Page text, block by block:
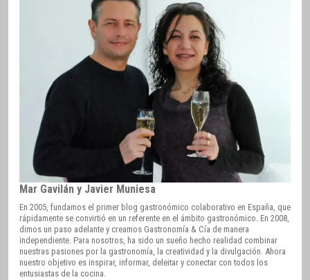
Mar Gavilán y Javier Muniesa
En 2005, fundamos el primer blog gastronómico colaborativo en España, que
rápidamente se convirtió en un referente en el ámbito gastronómico. En 2008,
dimos un paso adelante y creamos Gastronomía & Cía de manera
independiente. Para nosotros, ha sido un sueño hecho realidad combinar
nuestras pasiones por la gastronomía, la creatividad y la divulgación. Ahora
nuestro objetivo es inspirar, informar, deleitar y conectar con todos los
entusiastas de la cocina.